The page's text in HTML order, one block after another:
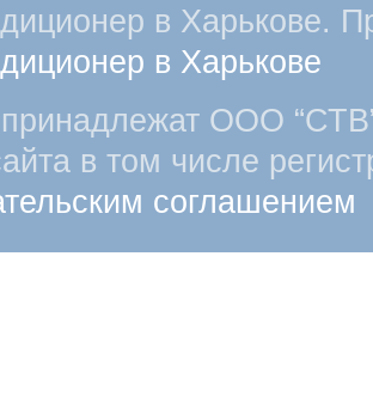
в Харькове.
в Харькове
ООО
в том числе
соглашением